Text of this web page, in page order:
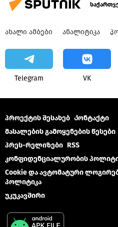
ᲐᲮᲐᲚᲘ ᲐᲛᲑᲔᲑᲘ ᲐᲜᲐᲚᲘᲢᲘᲙᲐ
Telegram VK
პროექტის შესახებ Კონტაქტი
მასალების გამოყენების წესები
პრეს-რელიზები RSS
კონფიდენციალურობის
Cookie და ავტომატური
პოლიტიკა
უკუკავშირი